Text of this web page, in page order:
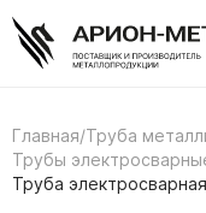
Главная/Труба
Трубы
Труба